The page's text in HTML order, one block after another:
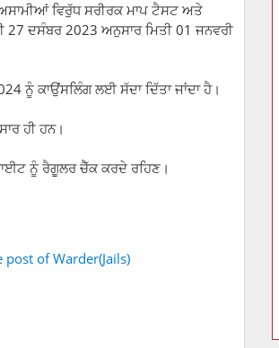
ਵਿਰੁੱਧ ਸਰੀਰਕ ਮਾਪ ਟੈਸਟ ਅਤੇ
27 ਦਸੰਬਰ 2023 ਅਨੁਸਾਰ ਮਿਤੀ 01 ਜਨਵਰੀ
ਨੂੰ ਕਾਉਂਸਲਿੰਗ ਲਈ ਸੱਦਾ ਦਿੱਤਾ ਜਾਂਦਾ ਹੈ।
ਹੀ ਹਨ।
ਨੂੰ ਰੈਗੂਲਰ ਚੈੱਕ ਕਰਦੇ ਰਹਿਣ।
of Warder(Jails)